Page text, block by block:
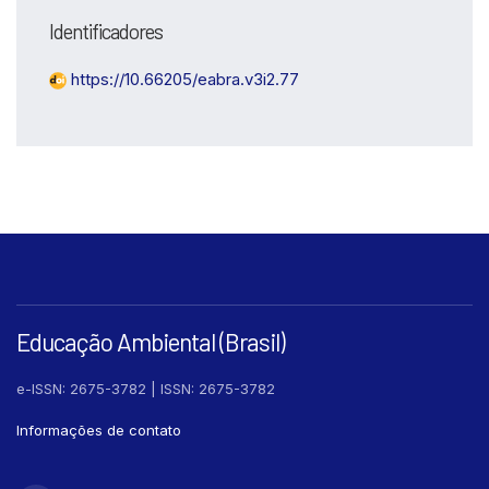
Identificadores
https://10.66205/eabra.v3i2.77
Educação Ambiental (Brasil)
e-ISSN: 2675-3782 | ISSN: 2675-3782
Informações de contato